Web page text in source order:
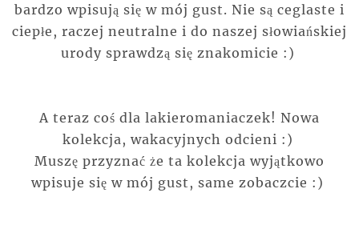
bardzo wpisują się w mój gust. Nie są ceglaste i
ciepłe, raczej neutralne i do naszej słowiańskiej
urody sprawdzą się znakomicie :)
A teraz coś dla lakieromaniaczek! Nowa
kolekcja, wakacyjnych odcieni :)
Muszę przyznać że ta kolekcja wyjątkowo
wpisuje się w mój gust, same zobaczcie :)